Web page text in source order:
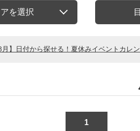
を選択
月】日付から探せる！夏休みイベントカレ
1